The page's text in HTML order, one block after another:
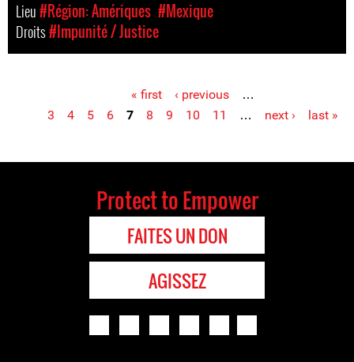
Lieu#Région: Amériques #Mexique
Droits#Impunité / Justice
« first ‹ previous
…
3
4 5 6 7 8 9 10 11 … next › last »
Protect to Empower
FAITES UN DON
AGISSEZ